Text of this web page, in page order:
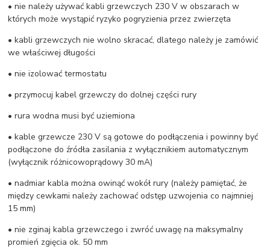
• nie należy używać kabli grzewczych 230 V w obszarach w
których może wystąpić ryzyko pogryzienia przez zwierzęta
• kabli grzewczych nie wolno skracać, dlatego należy je zamówić
we właściwej długości
• nie izolować termostatu
• przymocuj kabel grzewczy do dolnej części rury
• rura wodna musi być uziemiona
• kable grzewcze 230 V są gotowe do podłączenia i powinny być
podłączone do źródła zasilania z wyłącznikiem automatycznym
(wyłącznik różnicowoprądowy 30 mA)
• nadmiar kabla można owinąć wokół rury (należy pamiętać, że
między cewkami należy zachować odstęp uzwojenia co najmniej
15 mm)
• nie zginaj kabla grzewczego i zwróć uwagę na maksymalny
promień zgięcia ok. 50 mm